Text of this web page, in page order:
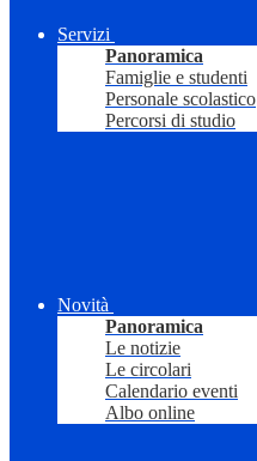
Servizi
Panoramica
Famiglie e studenti
Personale scolastico
Percorsi di studio
Novità
Panoramica
Le notizie
Le circolari
Calendario eventi
Albo online